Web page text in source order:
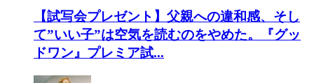
【試写会プレゼント】父親への違和感、そし
て”いい子”は空気を読むのをやめた。『グッ
ドワン』プレミア試...